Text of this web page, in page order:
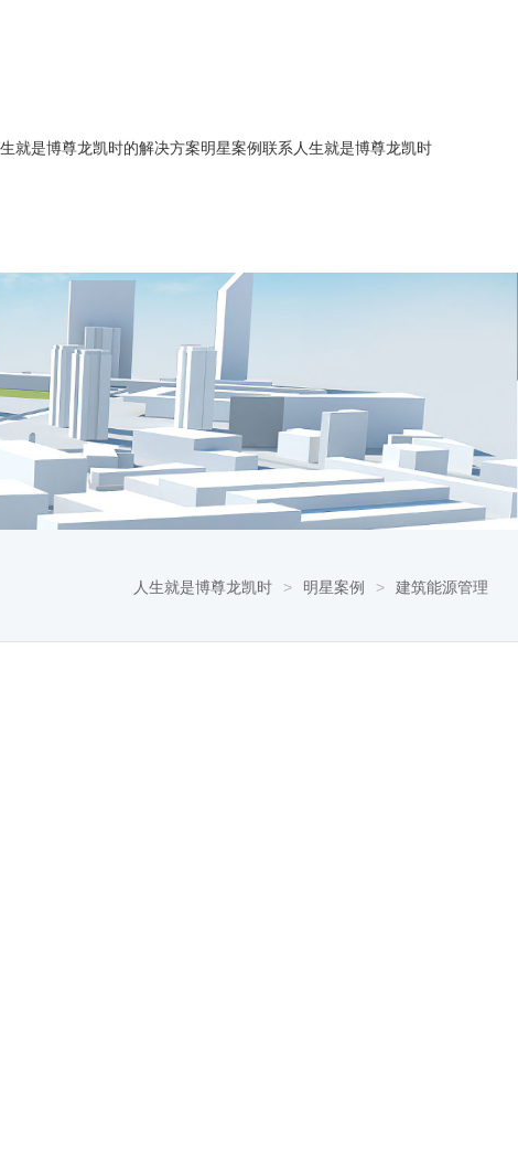
就是博尊龙凯时的解决方案明星案例
智慧供热
联系人生就是博尊龙凯时
人生就是博尊龙凯时 > 明星案例 > 建筑能源管理